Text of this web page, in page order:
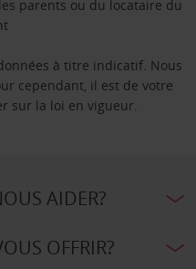
parents ou du locataire du
à titre indicatif. Nous
cependant, il est de votre
sur la loi en vigueur.
AIDER?
OFFRIR?